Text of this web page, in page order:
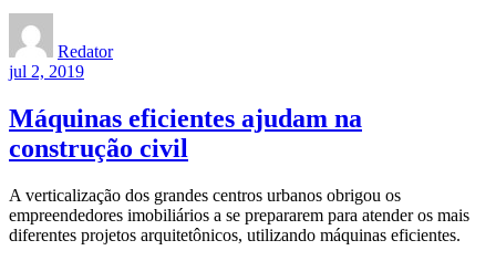
Redator
jul 2, 2019
Máquinas eficientes ajudam na
construção civil
A verticalização dos grandes centros urbanos obrigou os
empreendedores imobiliários a se prepararem para atender os mais
diferentes projetos arquitetônicos, utilizando máquinas eficientes.